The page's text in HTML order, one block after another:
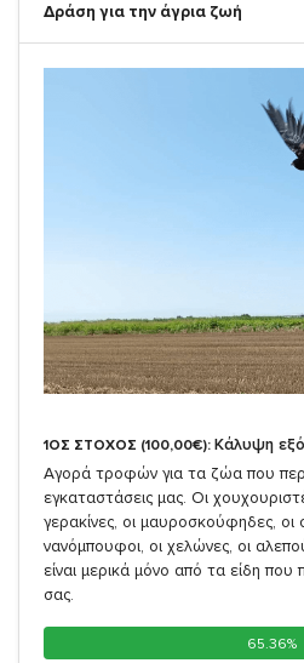
Δράση για την άγρια ζωή
1ΟΣ ΣΤΟΧΟΣ (100,00€): Κάλυψη
Αγορά τροφών για τα ζώα που
εγκαταστάσεις μας. Οι
γερακίνες, οι μαυροσκούφηδες, οι
νανόμπουφοι, οι χελώνες, οι
είναι μερικά μόνο από τα είδη
σας.
65.36%
65.36%